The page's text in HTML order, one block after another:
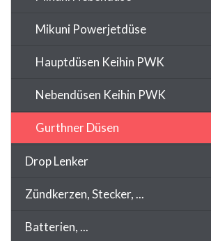
Mikuni Powerjetdüse
Hauptdüsen Keihin PWK
Nebendüsen Keihin PWK
Gurthner Düsen
Drop Lenker
Zündkerzen, Stecker, ...
Batterien, ...